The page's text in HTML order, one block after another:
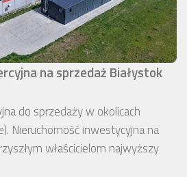
na sprzedaż Białystok
do sprzedaży w okolicach
Nieruchomość inwestycyjna na
właścicielom najwyższy